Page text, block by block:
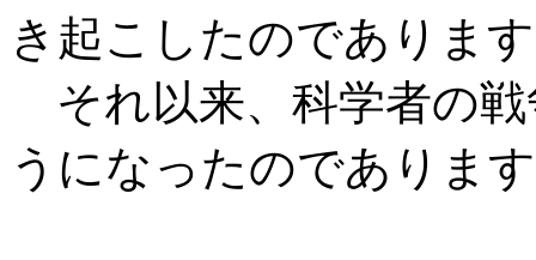
き起こしたのでありま
それ以来、科学者の
うになったのでありま